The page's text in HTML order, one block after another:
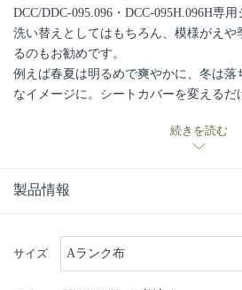
DCC/DDC-095.096・DCC-095H.096H専用
洗い替えとしてはもちろん、模様がえや
るのもお勧めです。
例えば春夏は明るめで爽やかに、冬は落
なイメージに。シートカバーを変える
続きを読む
製品情報
サイズ Aランク布